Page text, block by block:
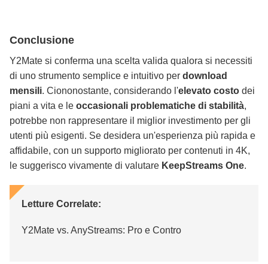
Conclusione
Y2Mate si conferma una scelta valida qualora si necessiti
di uno strumento semplice e intuitivo per download
mensili. Ciononostante, considerando l'elevato costo dei
piani a vita e le occasionali problematiche di stabilità,
potrebbe non rappresentare il miglior investimento per gli
utenti più esigenti. Se desidera un'esperienza più rapida e
affidabile, con un supporto migliorato per contenuti in 4K,
le suggerisco vivamente di valutare KeepStreams One.
Letture Correlate:
Y2Mate vs. AnyStreams: Pro e Contro